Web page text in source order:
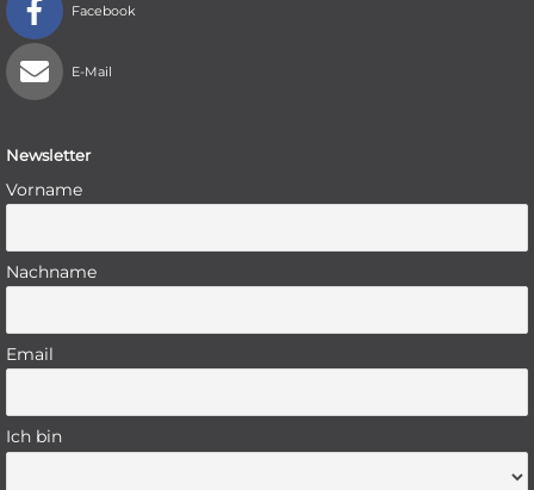
Facebook
E-Mail
Newsletter
Vorname
Nachname
Email
Ich bin